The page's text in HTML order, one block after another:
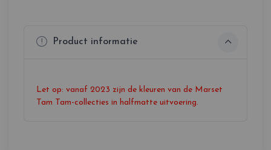
Product informatie
Let op: vanaf 2023 zijn de kleuren van de Marset
Tam Tam-collecties in halfmatte uitvoering.